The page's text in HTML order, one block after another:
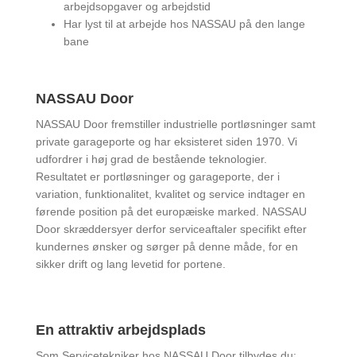
arbejdsopgaver og arbejdstid
Har lyst til at arbejde hos NASSAU på den lange
bane
NASSAU Door
NASSAU Door fremstiller industrielle portløsninger samt
private garageporte og har eksisteret siden 1970. Vi
udfordrer i høj grad de bestående teknologier.
Resultatet er portløsninger og garageporte, der i
variation, funktionalitet, kvalitet og service indtager en
førende position på det europæiske marked. NASSAU
Door skræddersyer derfor serviceaftaler specifikt efter
kundernes ønsker og sørger på denne måde, for en
sikker drift og lang levetid for portene.
En attraktiv arbejdsplads